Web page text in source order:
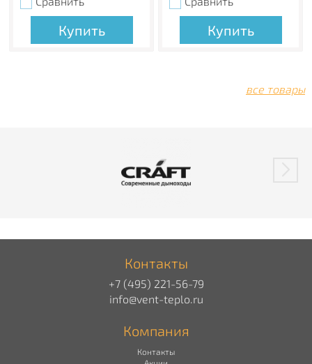
Купить Купить
все товары
Компания
Контакты
Контакты
+7 (495) 221-56-79
info@vent-teplo.ru